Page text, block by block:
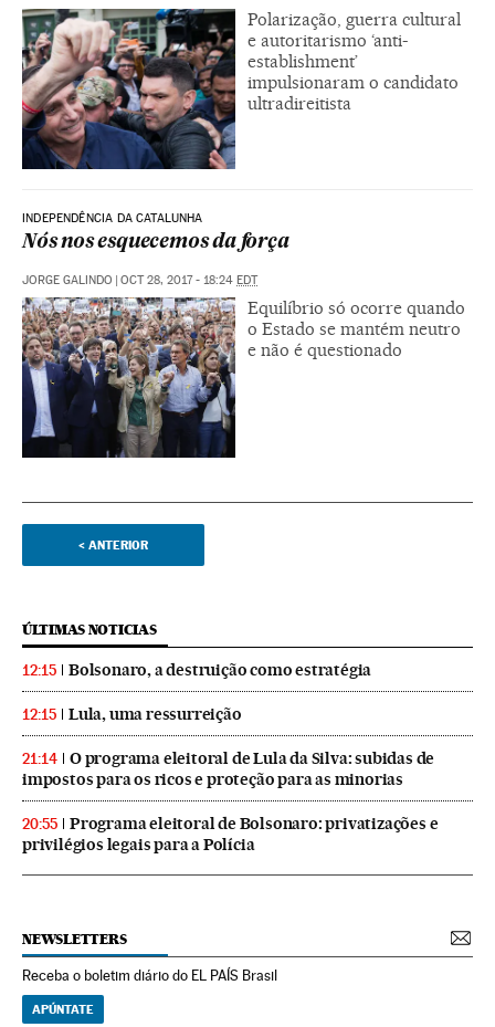
Polarização, guerra cultural
e autoritarismo ‘anti-
establishment’
impulsionaram o candidato
ultradireitista
INDEPENDÊNCIA DA CATALUNHA
Nós nos esquecemos da força
JORGE GALINDO | OCT 28, 2017 - 18:24 EDT
Equilíbrio só ocorre quando
o Estado se mantém neutro
e não é questionado
< ANTERIOR
ÚLTIMAS NOTICIAS
12:15 Bolsonaro, a destruição como estratégia
12:15 Lula, uma ressurreição
21:14
O programa eleitoral de Lula da Silva: subidas de
impostos para os ricos e proteção para as minorias
20:55
Programa eleitoral de Bolsonaro: privatizações e
privilégios legais para a Polícia
NEWSLETTERS
Receba o boletim diário do EL PAÍS Brasil
APÚNTATE